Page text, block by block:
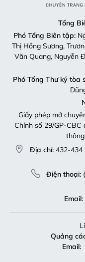
Tổng
Phó Tổng Biên tập:
Thị Hồng Sương,
Văn Quang, Nguyễn
Phó Tổng Thư ký tòa
Giấy phép mở
Chính số 29/GP-CBC
Địa chỉ: 432-434
Điện thoại:
Email:
Quảng
Email: